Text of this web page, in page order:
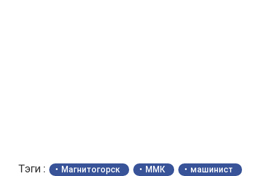
Тэги : Магнитогорск ММК машинист